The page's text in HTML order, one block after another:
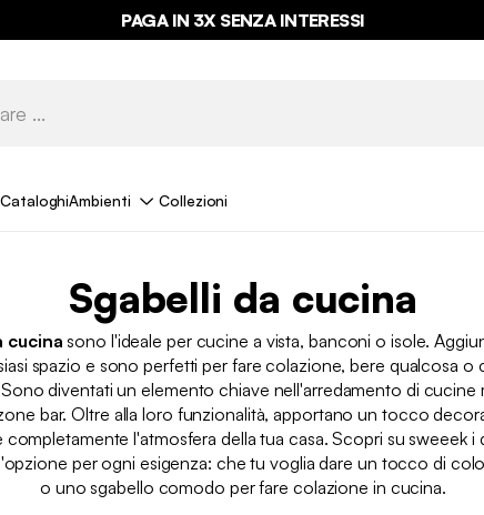
PAGA IN 3X SENZA INTERESSI
CataloghiAmbienti Collezioni
Sgabelli da cucina​
cucina sono l'ideale per cucine a vista, banconi o isole.
spazio e sono perfetti per fare colazione, bere qualcosa o
diventati un elemento chiave nell'arredamento di cucine
bar. Oltre alla loro funzionalità, apportano un tocco
completamente l'atmosfera della tua casa. Scopri su sweeek i
per ogni esigenza: che tu voglia dare un tocco di
o uno sgabello comodo per fare colazione in cucina.